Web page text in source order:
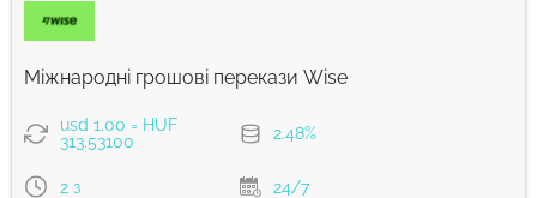
Комісія Strumok, завжди 0%
Міжнародні грошові перекази Wise
usd 1.00 = HUF
313.53100
2.48%
2 з 24/7